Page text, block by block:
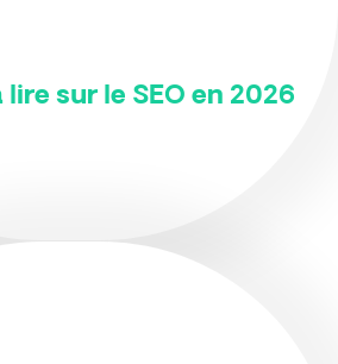
lire sur le SEO en 2026